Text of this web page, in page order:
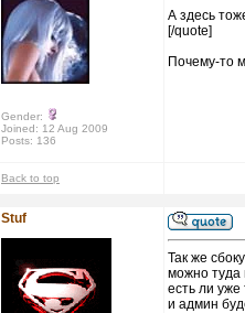
Gender:
Joined: 12 Aug 2009
Posts: 136
А здесь
[/quote]
Почему-то
Back to top
Stuf
Так же
можно туда
есть ли уже
и админ